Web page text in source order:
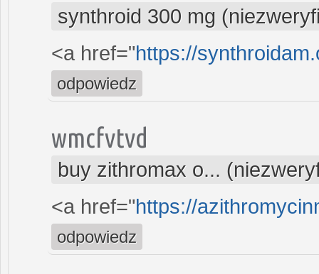
synthroid 300 mg
<a href="https://
odpowiedz
wmcfvtvd
buy zithromax o...
<a href="https://
odpowiedz